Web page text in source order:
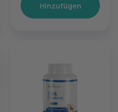
Hinzufügen